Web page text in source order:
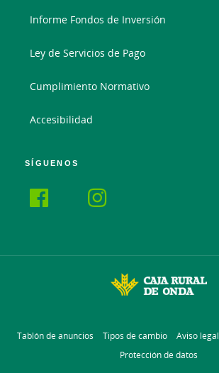
Informe Fondos de Inversión
Ley de Servicios de Pago
Cumplimiento Normativo
Accesibilidad
SÍGUENOS
Tablón de anuncios Tipos de cambio Aviso legal
Protección de datos